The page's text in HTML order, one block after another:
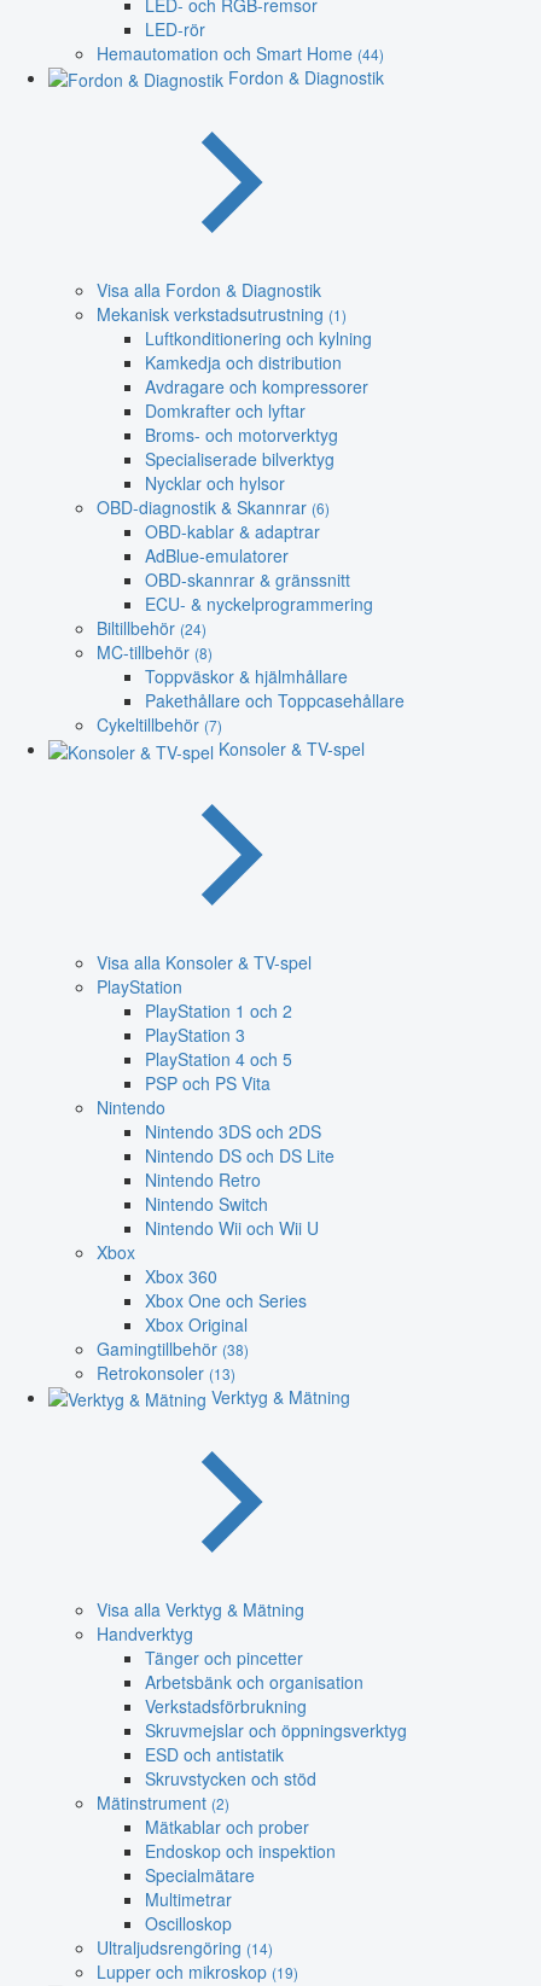
LED-rör
Hemautomation och Smart Home (44)
Fordon & Diagnostik
Visa alla Fordon & Diagnostik
Mekanisk verkstadsutrustning (1)
Luftkonditionering och kylning
Kamkedja och distribution
Avdragare och kompressorer
Domkrafter och lyftar
Broms- och motorverktyg
Specialiserade bilverktyg
Nycklar och hylsor
OBD-diagnostik & Skannrar (6)
OBD-kablar & adaptrar
AdBlue-emulatorer
OBD-skannrar & gränssnitt
ECU- & nyckelprogrammering
Biltillbehör (24)
MC-tillbehör (8)
Toppväskor & hjälmhållare
Pakethållare och Toppcasehållare
Cykeltillbehör (7)
Konsoler & TV-spel
Visa alla Konsoler & TV-spel
PlayStation
PlayStation 1 och 2
PlayStation 3
PlayStation 4 och 5
PSP och PS Vita
Nintendo
Nintendo 3DS och 2DS
Nintendo DS och DS Lite
Nintendo Retro
Nintendo Switch
Nintendo Wii och Wii U
Xbox
Xbox 360
Xbox One och Series
Xbox Original
Gamingtillbehör (38)
Retrokonsoler (13)
Verktyg & Mätning
Visa alla Verktyg & Mätning
Handverktyg
Tänger och pincetter
Arbetsbänk och organisation
Verkstadsförbrukning
Skruvmejslar och öppningsverktyg
ESD och antistatik
Skruvstycken och stöd
Mätinstrument (2)
Mätkablar och prober
Endoskop och inspektion
Specialmätare
Multimetrar
Oscilloskop
Ultraljudsrengöring (14)
Lupper och mikroskop (19)